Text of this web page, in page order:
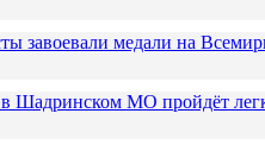
завоевали медали на
Шадринском МО пройдёт